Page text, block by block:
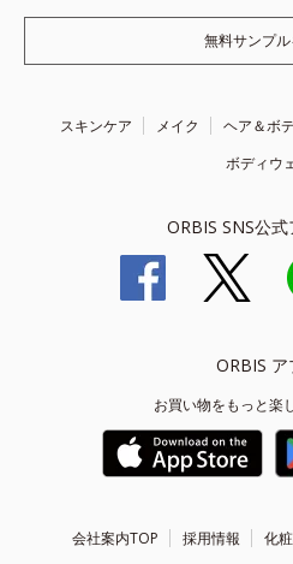
無料サンプ
スキンケア メイク ヘア＆ボ
ボディウ
ORBIS SNS公式
ORBIS ア
お買い物をもっと楽
会社案内TOP 採用情報 化